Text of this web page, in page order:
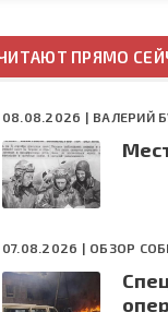
ПРЯМО
08.08.2026 | ВАЛЕРИЙ
07.08.2026 | ОБЗОР